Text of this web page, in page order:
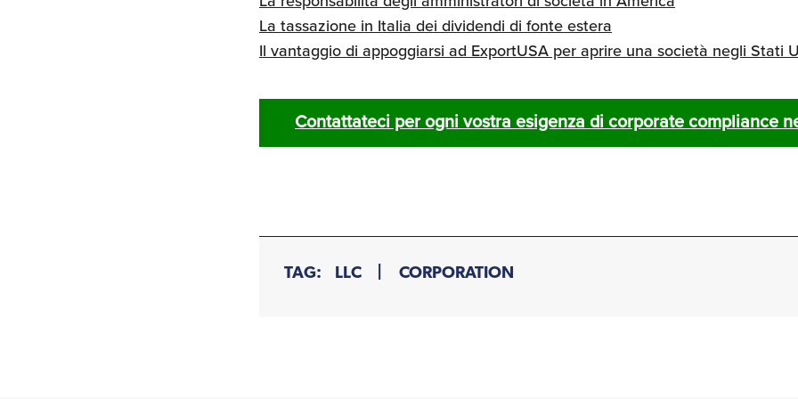
La tassazione in Italia dei dividendi di fonte estera
Il vantaggio di appoggiarsi ad ExportUSA per aprire una società negli Stati
Contattateci per ogni vostra esigenza di corporate compliance
TAG: LLC CORPORATION